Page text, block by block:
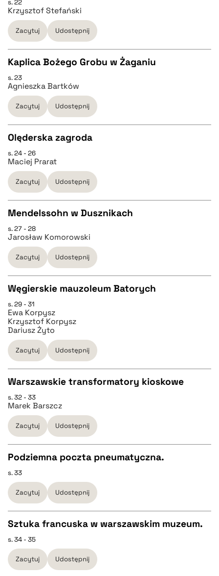
pobierz cytat
CZYSTY TEKST
pobierz cytat
BIBTEX
pobierz cytat
s. 22
Krzysztof Stefański
Zacytuj Udostępnij
CZYSTY TEKST
pobierz cytat
BIBTEX
pobierz cytat
Kaplica Bożego Grobu w Żaganiu
s. 23
Agnieszka Bartków
Zacytuj Udostępnij
CZYSTY TEKST
pobierz cytat
BIBTEX
pobierz cytat
Olęderska zagroda
s. 24 - 26
Maciej Prarat
Zacytuj Udostępnij
CZYSTY TEKST
pobierz cytat
BIBTEX
pobierz cytat
Mendelssohn w Dusznikach
s. 27 - 28
Jarosław Komorowski
Zacytuj Udostępnij
CZYSTY TEKST
pobierz cytat
pobierz cytat
Węgierskie mauzoleum Batorych
s. 29 - 31
Ewa Korpysz
Krzysztof Korpysz
Dariusz Żyto
Zacytuj Udostępnij
CZYSTY TEKST
pobierz cytat
BIBTEX
pobierz cytat
Warszawskie transformatory kioskowe
s. 32 - 33
Marek Barszcz
Zacytuj Udostępnij
CZYSTY TEKST
pobierz cytat
BIBTEX
pobierz cytat
Podziemna poczta pneumatyczna.
s. 33
Zacytuj Udostępnij
CZYSTY TEKST
pobierz cytat
Sztuka francuska w warszawskim muzeum.
s. 34 - 35
Zacytuj Udostępnij